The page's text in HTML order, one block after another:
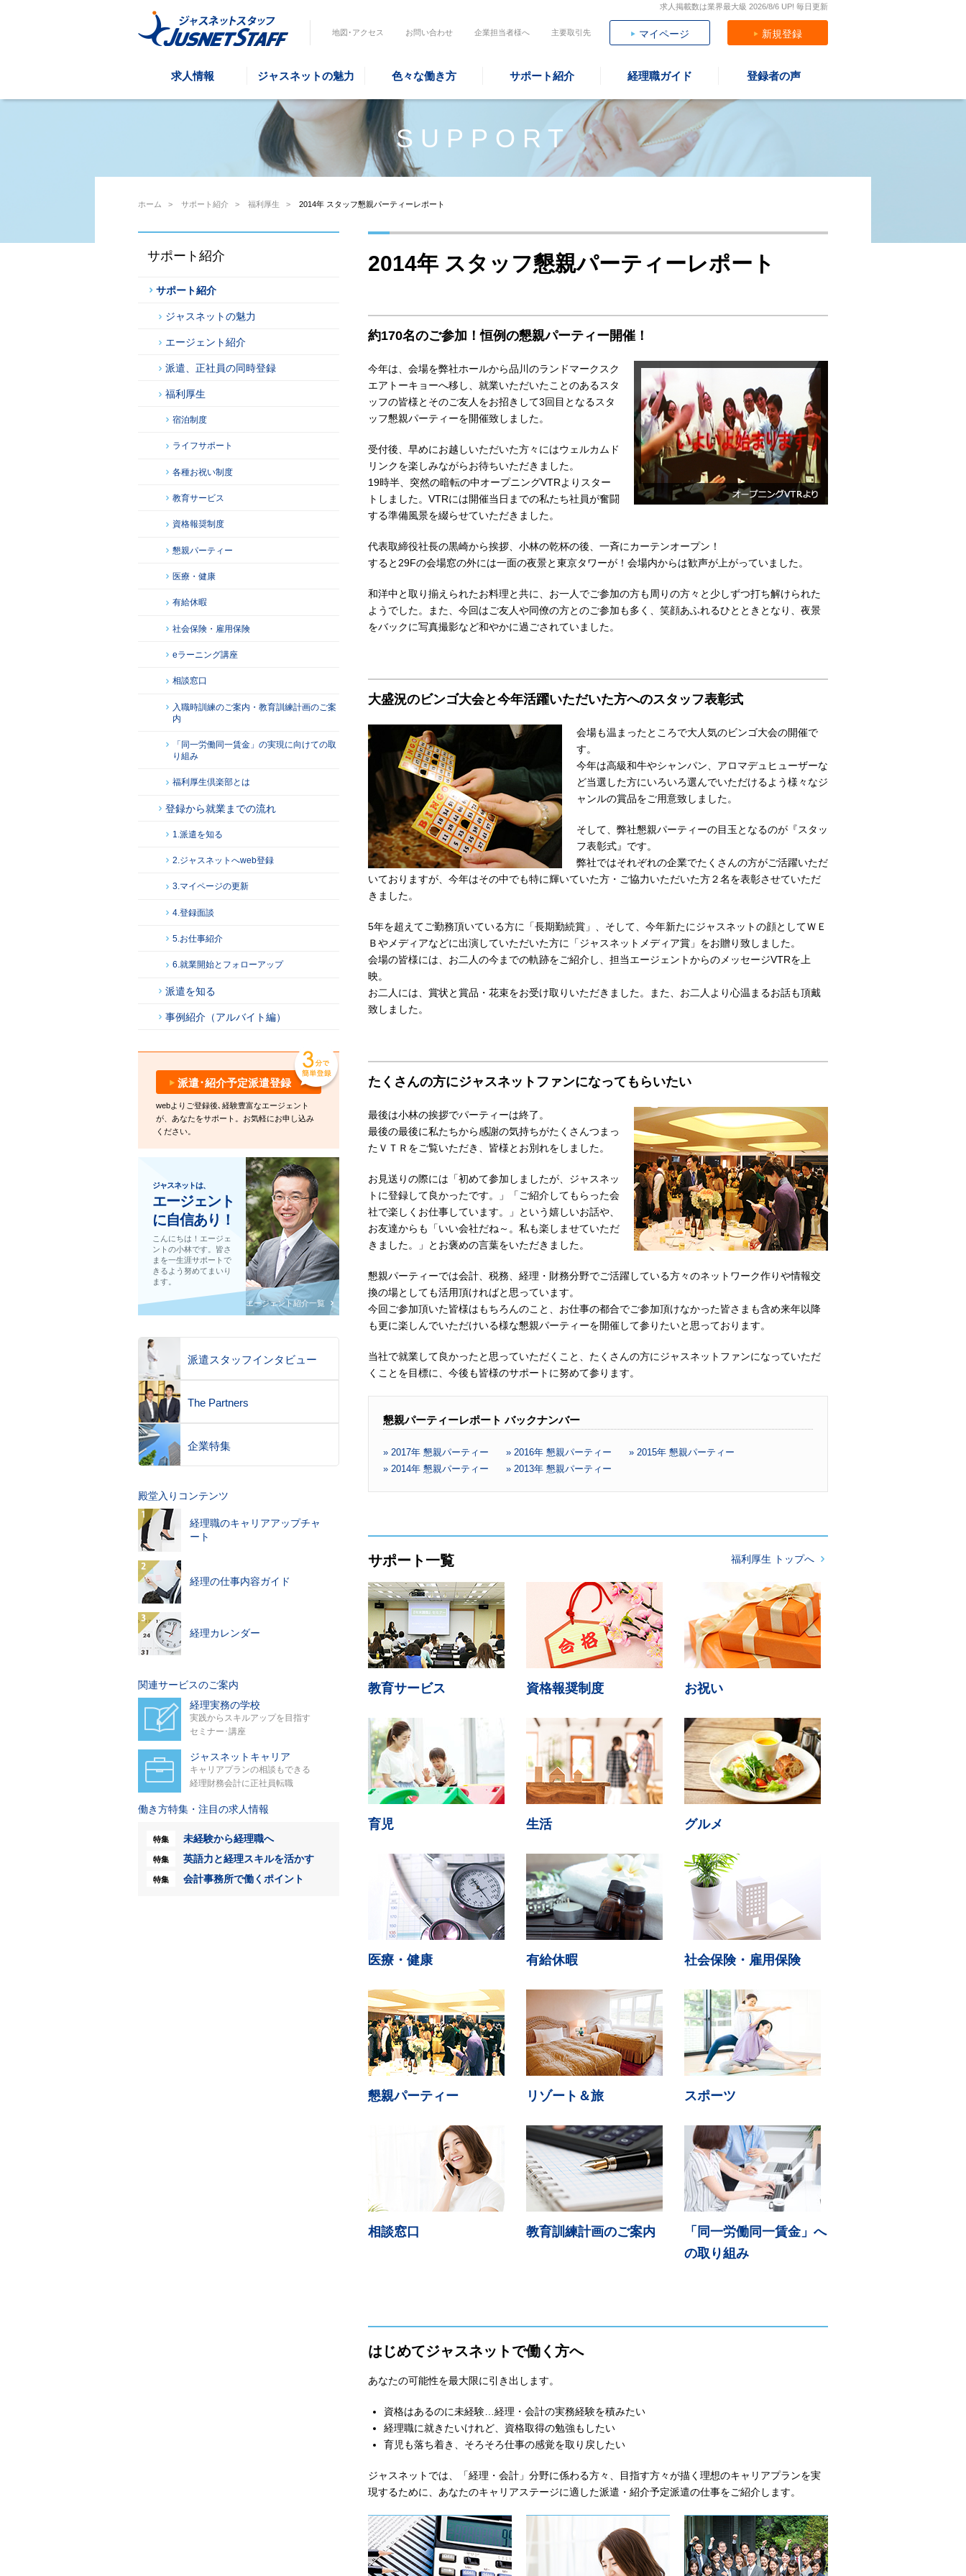
求人掲載数は業界最大級 2026/8/6 UP! 毎日更新
地図･アクセス お問い合わせ 企業担当者様へ 主要取引先 マイページ 新規登録
求人情報 ジャスネットの魅力 色々な働き方 サポート紹介 経理職ガイド 登録者の声
SUPPORT
ホーム > サポート紹介 > 福利厚生 > 2014年 スタッフ懇親パーティーレポート
2014年 スタッフ懇親パーティーレポート
約170名のご参加！恒例の懇親パーティー開催！
今年は、会場を弊社ホールから品川のランドマークスク
エアトーキョーへ移し、就業いただいたことのあるスタ
ッフの皆様とそのご友人をお招きして3回目となるスタ
ッフ懇親パーティーを開催致しました。
受付後、早めにお越しいただいた方々にはウェルカムド
リンクを楽しみながらお待ちいただきました。
19時半、突然の暗転の中オープニングVTRよりスター
トしました。VTRには開催当日までの私たち社員が奮闘
する準備風景を綴らせていただきました。
代表取締役社長の黒崎から挨拶、小林の乾杯の後、一斉にカーテンオープン！
すると29Fの会場窓の外には一面の夜景と東京タワーが！会場内からは歓声が上がっていました。
和洋中と取り揃えられたお料理と共に、お一人でご参加の方も周りの方々と少しずつ打ち解けられた
ようでした。また、今回はご友人や同僚の方とのご参加も多く、笑顔あふれるひとときとなり、夜景
をバックに写真撮影など和やかに過ごされていました。
大盛況のビンゴ大会と今年活躍いただいた方へのスタッフ表彰式
会場も温まったところで大人気のビンゴ大会の開催で
す。
今年は高級和牛やシャンパン、アロマデュヒューザーな
ど当選した方にいろいろ選んでいただけるよう様々なジ
ャンルの賞品をご用意致しました。
そして、弊社懇親パーティーの目玉となるのが『スタッ
フ表彰式』です。
弊社ではそれぞれの企業でたくさんの方がご活躍いただ
いておりますが、今年はその中でも特に輝いていた方・ご協力いただいた方２名を表彰させていただ
きました。
5年を超えてご勤務頂いている方に「長期勤続賞」、そして、今年新たにジャスネットの顔としてＷＥ
Ｂやメディアなどに出演していただいた方に「ジャスネットメディア賞」をお贈り致しました。
会場の皆様には、お二人の今までの軌跡をご紹介し、担当エージェントからのメッセージVTRを上
映。
お二人には、賞状と賞品・花束をお受け取りいただきました。また、お二人より心温まるお話も頂戴
致しました。
たくさんの方にジャスネットファンになってもらいたい
最後は小林の挨拶でパーティーは終了。
最後の最後に私たちから感謝の気持ちがたくさんつまっ
たＶＴＲをご覧いただき、皆様とお別れをしました。
お見送りの際には「初めて参加しましたが、ジャスネッ
トに登録して良かったです。」「ご紹介してもらった会
社で楽しくお仕事しています。」という嬉しいお話や、
お友達からも「いい会社だね～。私も楽しませていただ
きました。」とお褒めの言葉をいただきました。
懇親パーティーでは会計、税務、経理・財務分野でご活躍している方々のネットワーク作りや情報交
換の場としても活用頂ければと思っています。
今回ご参加頂いた皆様はもちろんのこと、お仕事の都合でご参加頂けなかった皆さまも含め来年以降
も更に楽しんでいただけいる様な懇親パーティーを開催して参りたいと思っております。
当社で就業して良かったと思っていただくこと、たくさんの方にジャスネットファンになっていただ
くことを目標に、今後も皆様のサポートに努めて参ります。
懇親パーティーレポート バックナンバー
» 2017年 懇親パーティー » 2016年 懇親パーティー
» 2015年 懇親パーティー
» 2014年 懇親パーティー
» 2013年 懇親パーティー
サポート一覧 福利厚生 トップへ
教育サービス 資格報奨制度 お祝い
育児 生活 グルメ
医療・健康 有給休暇 社会保険・雇用保険
懇親パーティー リゾート＆旅 スポーツ
相談窓口 教育訓練計画のご案内
「同一労働同一賃金」へ
の取り組み
はじめてジャスネットで働く方へ
あなたの可能性を最大限に引き出します。
資格はあるのに未経験…経理・会計の実務経験を積みたい
経理職に就きたいけれど、資格取得の勉強もしたい
育児も落ち着き、そろそろ仕事の感覚を取り戻したい
ジャスネットでは、「経理・会計」分野に係わる方々、目指す方々が描く理想のキャリアプランを実
現するために、あなたのキャリアステージに適した派遣・紹介予定派遣の仕事をご紹介します。
サポート紹介
サポート紹介
ジャスネットの魅力
エージェント紹介
派遣、正社員の同時登録
福利厚生
宿泊制度
ライフサポート
各種お祝い制度
教育サービス
資格報奨制度
懇親パーティー
医療・健康
有給休暇
社会保険・雇用保険
eラーニング講座
相談窓口
入職時訓練のご案内・教育訓練計画のご案
内
「同一労働同一賃金」の実現に向けての取
り組み
福利厚生倶楽部とは
登録から就業までの流れ
1.派遣を知る
2.ジャスネットへweb登録
3.マイページの更新
4.登録面談
5.お仕事紹介
6.就業開始とフォローアップ
派遣を知る
事例紹介（アルバイト編）
派遣･紹介予定派遣登録
webよりご登録後､経験豊富なエージェント
が、あなたをサポート。お気軽にお申し込み
ください。
ジャスネットは、
エージェント
に自信あり！
こんにちは！エージェ
ントの小林です。皆さ
まを一生涯サポートで
きるよう努めてまいり
ます。
エージェント紹介一覧
派遣スタッフインタビュー
The Partners
企業特集
殿堂入りコンテンツ
経理職のキャリアアップチャ
ート
経理の仕事内容ガイド
経理カレンダー
関連サービスのご案内
経理実務の学校
実践からスキルアップを目指す
セミナー･講座
ジャスネットキャリア
キャリアプランの相談もできる
経理財務会計に正社員転職
働き方特集・注目の求人情報
特集 未経験から経理職へ
特集 英語力と経理スキルを活かす
特集 会計事務所で働くポイント